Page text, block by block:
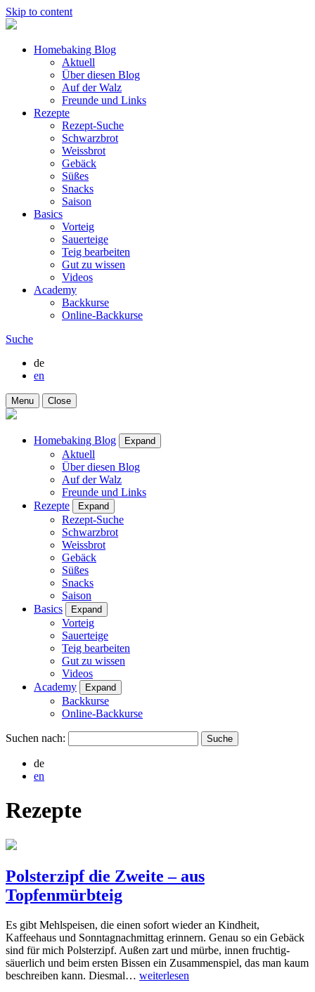
Skip to content
Homebaking Blog
Aktuell
Über diesen Blog
Auf der Walz
Freunde und Links
Rezepte
Rezept-Suche
Schwarzbrot
Weissbrot
Gebäck
Süßes
Snacks
Saison
Basics
Vorteig
Sauerteige
Teig bearbeiten
Gut zu wissen
Videos
Academy
Backkurse
Online-Backkurse
Suche
de
en
Menu Close
Homebaking Blog Expand
Aktuell
Über diesen Blog
Auf der Walz
Freunde und Links
Rezepte
Expand
Rezept-Suche
Schwarzbrot
Weissbrot
Gebäck
Süßes
Snacks
Saison
Basics
Expand
Vorteig
Sauerteige
Teig bearbeiten
Gut zu wissen
Videos
Academy
Expand
Backkurse
Online-Backkurse
Suchen nach:
de
en
Rezepte
Polsterzipf die Zweite – aus
Topfenmürbteig
Es gibt Mehlspeisen, die einen sofort wieder an Kindheit,
Kaffeehaus und Sonntagnachmittag erinnern. Genau so ein Gebäck
sind für mich Polsterzipf. Außen zart und mürbe, innen fruchtig-
säuerlich und beim ersten Bissen ein Zusammenspiel, das man kaum
beschreiben kann. Diesmal… weiterlesen